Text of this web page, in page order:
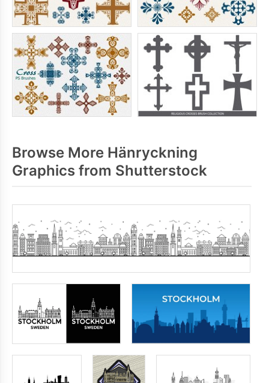
Browse More Hänryckning
Graphics from Shutterstock